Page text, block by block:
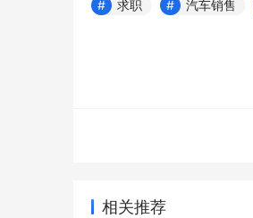
求职 汽车销售
相关推荐